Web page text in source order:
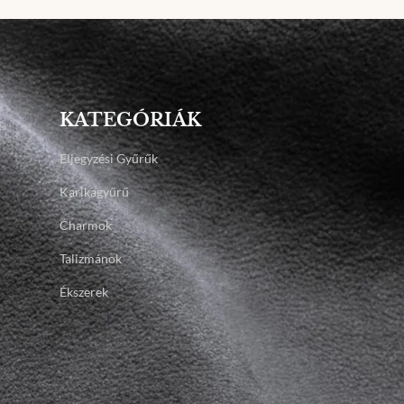
KATEGÓRIÁK
Eljegyzési Gyűrűk
Karikagyűrű
Charmok
Talizmánok
Ékszerek